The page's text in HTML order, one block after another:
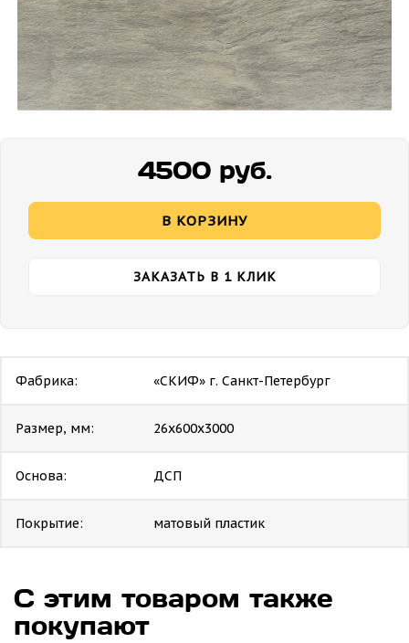
4500 руб.
В КОРЗИНУ
ЗАКАЗАТЬ В 1 КЛИК
Фабрика: «СКИФ» г. Санкт-Петербург
Размер, мм: 26х600х3000
Основа: ДСП
Покрытие: матовый пластик
С этим товаром также
покупают